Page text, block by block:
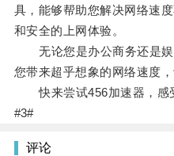
具，能够帮助您解决网络速
和安全的上网体验。
无论您是办公商务还是娱
您带来超乎想象的网络速度
快来尝试456加速器，感
#3#
评论